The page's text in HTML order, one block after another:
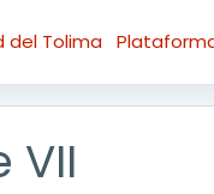
del Tolima
VII